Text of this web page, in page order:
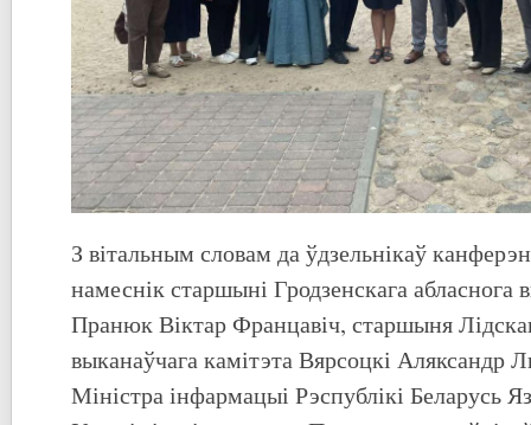
З вітальным словам да ўдзельнікаў
намеснік старшыні Гродзенскага абласнога
Пранюк Віктар Францавіч, старшыня
выканаўчага камітэта Вярсоцкі Аляксандр
Міністра інфармацыі Рэспублікі Беларусь